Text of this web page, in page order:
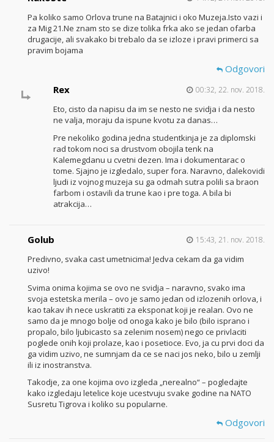
Pa koliko samo Orlova trune na Batajnici i oko Muzeja.Isto vazi i
za Mig 21.Ne znam sto se dize tolika frka ako se jedan ofarba
drugacije, ali svakako bi trebalo da se izloze i pravi primerci sa
pravim bojama
Odgovori
Rex
00:32, 22. nov. 2018.
Eto, cisto da napisu da im se nesto ne svidja i da nesto
ne valja, moraju da ispune kvotu za danas…
Pre nekoliko godina jedna studentkinja je za diplomski
rad tokom noci sa drustvom obojila tenk na
Kalemegdanu u cvetni dezen. Ima i dokumentarac o
tome. Sjajno je izgledalo, super fora. Naravno, dalekovidi
ljudi iz vojnog muzeja su ga odmah sutra polili sa braon
farbom i ostavili da trune kao i pre toga. A bila bi
atrakcija…
Golub 15:43, 21. nov. 2018.
Predivno, svaka cast umetnicima! Jedva cekam da ga vidim
uzivo!
Svima onima kojima se ovo ne svidja – naravno, svako ima
svoja estetska merila – ovo je samo jedan od izlozenih orlova, i
kao takav ih nece uskratiti za eksponat koji je realan. Ovo ne
samo da je mnogo bolje od onoga kako je bilo (bilo isprano i
propalo, bilo ljubicasto sa zelenim nosem) nego ce privlaciti
poglede onih koji prolaze, kao i posetioce. Evo, ja cu prvi doci da
ga vidim uzivo, ne sumnjam da ce se naci jos neko, bilo u zemlji
ili iz inostranstva.
Takodje, za one kojima ovo izgleda „nerealno“ – pogledajte
kako izgledaju letelice koje ucestvuju svake godine na NATO
Susretu Tigrova i koliko su popularne.
Odgovori